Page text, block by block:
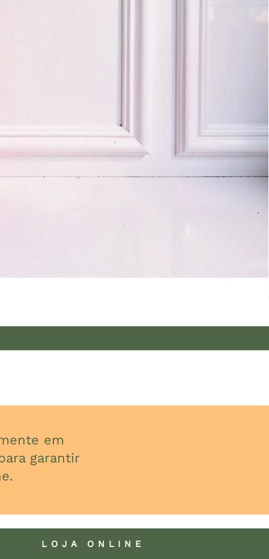
em
garantir
LOJA ONLINE